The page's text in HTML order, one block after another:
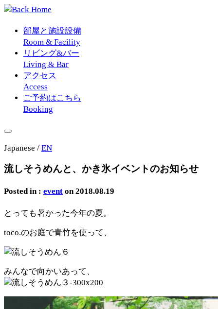
部屋と施設設備
Room & Facility
リビング&バー
Living & Bar
アクセス
Access
ご予約はこちら
Booking
Japanese / EN
流しそうめんと、かき氷イベントのお知らせ
Posted in : event on 2018.08.19
とっても暑かった今年の夏。
toco.のお庭で青竹を使って、
みんなで向かいあって、